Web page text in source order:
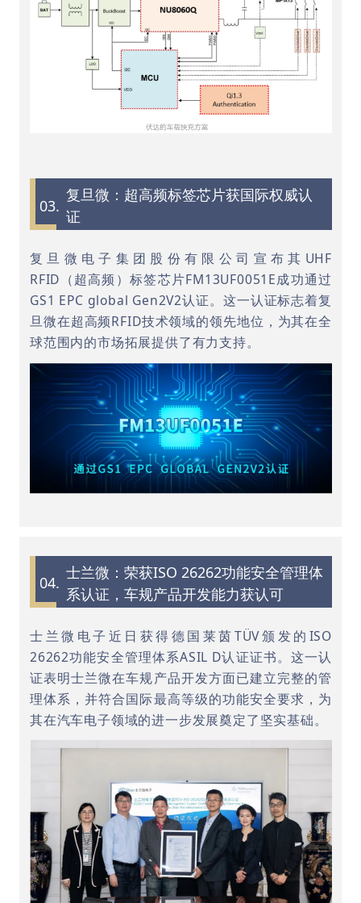
03.
复旦微：超高频标签芯片获国际权威认
证
复旦微电子集团股份有限公司宣布其UHF
RFID（超高频）标签芯片FM13UF0051E成功通过
GS1 EPC global Gen2V2认证。这一认证标志着复
旦微在超高频RFID技术领域的领先地位，为其在全
球范围内的市场拓展提供了有力支持。
04.
士兰微：荣获ISO 26262功能安全管理体
系认证，车规产品开发能力获认可
士兰微电子近日获得德国莱茵TÜV颁发的ISO
26262功能安全管理体系ASIL D认证证书。这一认
证表明士兰微在车规产品开发方面已建立完整的管
理体系，并符合国际最高等级的功能安全要求，为
其在汽车电子领域的进一步发展奠定了坚实基础。